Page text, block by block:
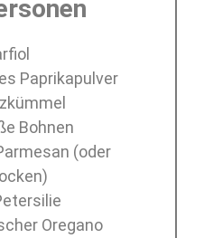
Paprikapulver
Bohnen
(oder
Oregano